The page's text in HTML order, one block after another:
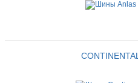
CONTINENTAL